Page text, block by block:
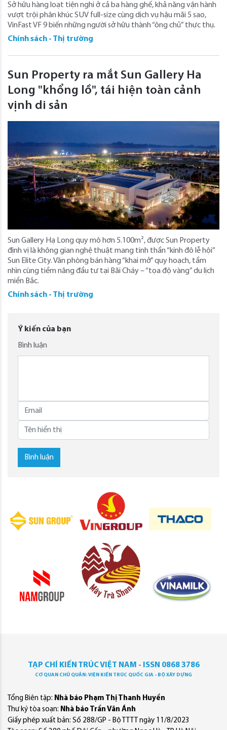
Sở hữu hàng loạt tiện nghi ở cả ba hàng ghế, khả năng vận hành
vượt trội phân khúc SUV full-size cùng dịch vụ hậu mãi 5 sao,
VinFast VF 9 biến những người sở hữu thành “ông chủ” thực thụ.
Chính sách - Thị trường
Sun Property ra mắt Sun Gallery Ha
Long "khổng lồ", tái hiện toàn cảnh
vịnh di sản
Sun Gallery Hạ Long quy mô hơn 5.100m², được Sun Property
định vị là không gian nghệ thuật mang tinh thần “kinh đô lễ hội”
Sun Elite City. Văn phòng bán hàng “khai mở” quy hoạch, tầm
nhìn cùng tiềm năng đầu tư tại Bãi Cháy – “tọa độ vàng” du lịch
miền Bắc.
Chính sách - Thị trường
Ý kiến của bạn
Bình luận
Bình luận
TẠP CHÍ KIẾN TRÚC VIỆT NAM - ISSN 0868 3786
CƠ QUAN CHỦ QUẢN: VIỆN KIẾN TRÚC QUỐC GIA - BỘ XÂY DỰNG
Tổng Biên tập: Nhà báo Phạm Thị Thanh Huyền
Thư ký tòa soạn: Nhà báo Trần Văn Ánh
Giấy phép xuất bản: Số 288/GP - Bộ TTTT ngày 11/8/2023